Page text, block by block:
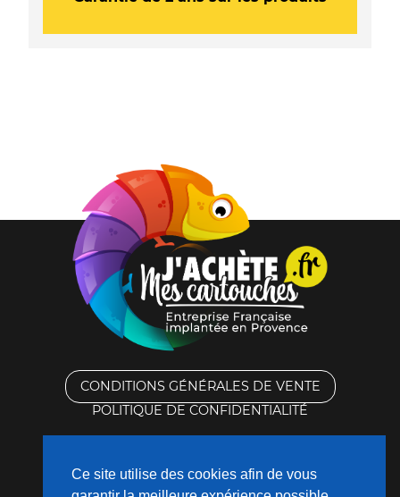
C13T09B140
CONDITIONS GÉNÉRALES DE VENTE
POLITIQUE DE CONFIDENTIALITÉ
CONTACTEZ-NOUS
Ce site utilise des cookies afin de vous